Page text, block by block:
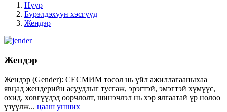
Нүүр
Бүрэлдэхүүн хэсгүүд
Жендэр
Жендэр
Жендэр (Gender): СЕСМИМ төсөл нь үйл ажиллагааныхаа
явцад жендерийн асуудлыг тусгаж, эрэгтэй, эмэгтэй хүмүүс,
охид, хөвгүүдэд өөрчлөлт, шинэчлэл нь хэр ялгаатай үр нөлөө
үзүүлж... цааш унших